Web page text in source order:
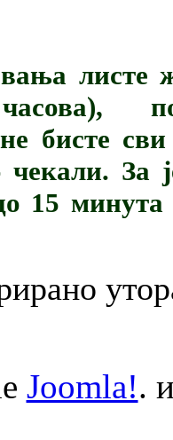
листе
),
не бисте
чекали. За
15 минута
Joomla!.